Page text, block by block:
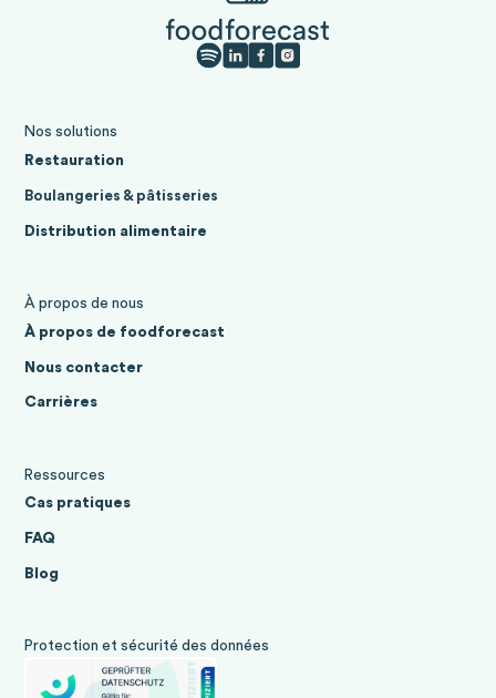
Nos solutions
Restauration
Boulangeries & pâtisseries
Distribution alimentaire
À propos de nous
À propos de foodforecast
Nous contacter
Carrières
Ressources
Cas pratiques
FAQ
Blog
Protection et sécurité des données